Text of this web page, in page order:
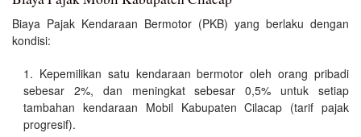
Biaya Pajak Kendaraan Bermotor (PKB) yang berlaku dengan
kondisi:
Kepemilikan satu kendaraan bermotor oleh orang pribadi
sebesar 2%, dan meningkat sebesar 0,5% untuk setiap
tambahan kendaraan Mobil Kabupaten Cilacap (tarif pajak
progresif).